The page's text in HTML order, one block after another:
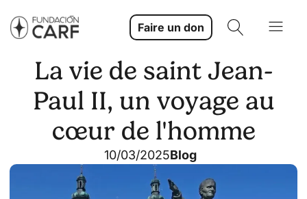
Faire un don
La vie de saint Jean-
Paul II, un voyage au
cœur de l'homme
10/03/2025Blog